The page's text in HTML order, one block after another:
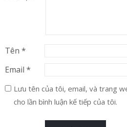
Tên *
Email *
Lưu tên của tôi, email, và trang
cho lần bình luận kế tiếp của tôi.